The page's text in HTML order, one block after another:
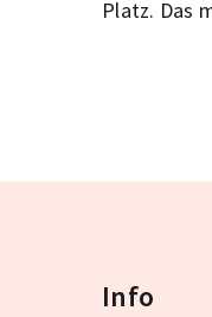
Platz. Das
Info